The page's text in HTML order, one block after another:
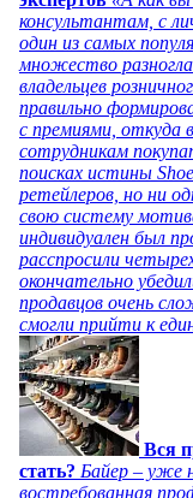
консультантам, с
один из самых
множество
владельцев
правильно
с премиями, откуда
сотрудникам
поисках истины
ретейлеров, но ни
свою систему
индивидуален был
расспросили
окончательно
продавцов очень
смогли прийти к
Вся
стать? Байер – уже
востребованная